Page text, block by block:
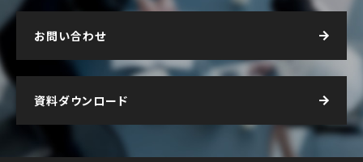
お問い合わせ
資料ダウンロード